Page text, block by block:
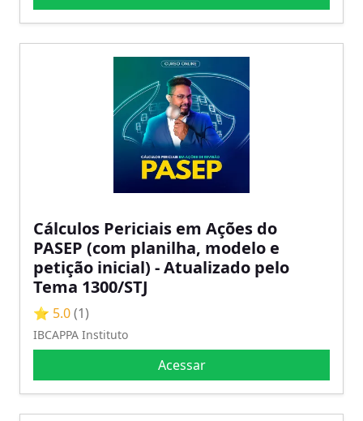
Cálculos Periciais em Ações do
PASEP (com planilha, modelo e
petição inicial) - Atualizado pelo
Tema 1300/STJ
⭐ 5.0(1)
IBCAPPA Instituto
Acessar